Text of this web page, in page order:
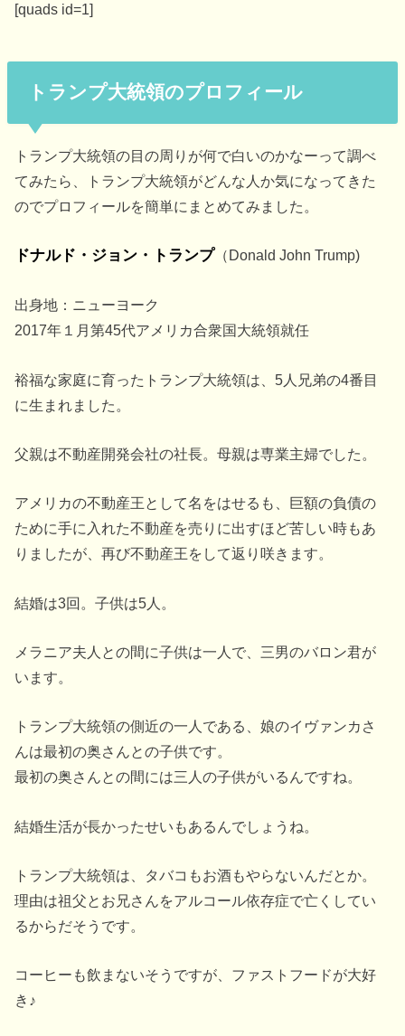
[quads id=1]
トランプ大統領のプロフィール
トランプ大統領の目の周りが何で白いのかなーって調べ
てみたら、トランプ大統領がどんな人か気になってきた
のでプロフィールを簡単にまとめてみました。
ドナルド・ジョン・トランプ（Donald John Trump)
出身地：ニューヨーク
2017年１月第45代アメリカ合衆国大統領就任
裕福な家庭に育ったトランプ大統領は、5人兄弟の4番目
に生まれました。
父親は不動産開発会社の社長。母親は専業主婦でした。
アメリカの不動産王として名をはせるも、巨額の負債の
ために手に入れた不動産を売りに出すほど苦しい時もあ
りましたが、再び不動産王をして返り咲きます。
結婚は3回。子供は5人。
メラニア夫人との間に子供は一人で、三男のバロン君が
います。
トランプ大統領の側近の一人である、娘のイヴァンカさ
んは最初の奥さんとの子供です。
最初の奥さんとの間には三人の子供がいるんですね。
結婚生活が長かったせいもあるんでしょうね。
トランプ大統領は、タバコもお酒もやらないんだとか。
理由は祖父とお兄さんをアルコール依存症で亡くしてい
るからだそうです。
コーヒーも飲まないそうですが、ファストフードが大好
き♪